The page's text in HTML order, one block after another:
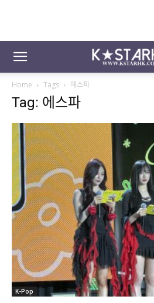
Home Tags 에스파
Tag: 에스파
K-Pop